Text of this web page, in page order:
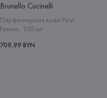
Brunello Cucinelli
Парфюмерная вода Pour
Femme, 100 мл
709,99 BYN